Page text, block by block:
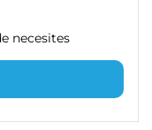
necesites